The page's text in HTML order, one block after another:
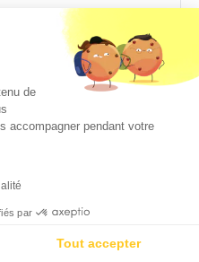
international
et finance
de
accompagner pendant votre
par
Tout accepter